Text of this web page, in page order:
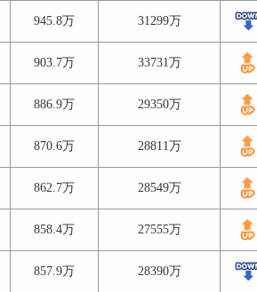
945.8万 31299万
903.7万 33731万
886.9万 29350万
870.6万 28811万
862.7万 28549万
858.4万 27555万
857.9万 28390万